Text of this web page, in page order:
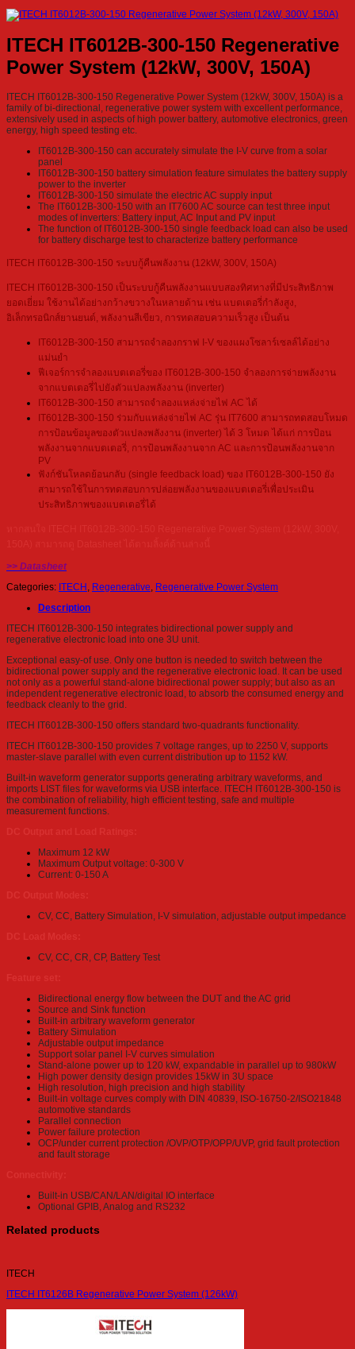
ITECH IT6012B-300-150 Regenerative
Power System (12kW, 300V, 150A)
ITECH IT6012B-300-150 Regenerative Power System (12kW, 300V, 150A) is a
family of bi-directional, regenerative power system with excellent performance,
extensively used in aspects of high power battery, automotive electronics, green
energy, high speed testing etc.
IT6012B-300-150 can accurately simulate the I-V curve from a solar
panel
IT6012B-300-150 battery simulation feature simulates the battery supply
power to the inverter
IT6012B-300-150 simulate the electric AC supply input
The IT6012B-300-150 with an IT7600 AC source can test three input
modes of inverters: Battery input, AC Input and PV input
The function of IT6012B-300-150 single feedback load can also be used
for battery discharge test to characterize battery performance
ITECH IT6012B-300-150 ระบบกู้คืนพลังงาน (12kW, 300V, 150A)
ITECH IT6012B-300-150 เป็นระบบกู้คืนพลังงานแบบสองทิศทางที่มีประสิทธิภาพ
ยอดเยี่ยม ใช้งานได้อย่างกว้างขวางในหลายด้าน เช่น แบตเตอรี่กำลังสูง,
อิเล็กทรอนิกส์ยานยนต์, พลังงานสีเขียว, การทดสอบความเร็วสูง เป็นต้น
IT6012B-300-150 สามารถจำลองกราฟ I-V ของแผงโซลาร์เซลล์ได้อย่าง
แม่นยำ
ฟีเจอร์การจำลองแบตเตอรี่ของ IT6012B-300-150 จำลองการจ่ายพลังงาน
จากแบตเตอรี่ไปยังตัวแปลงพลังงาน (inverter)
IT6012B-300-150 สามารถจำลองแหล่งจ่ายไฟ AC ได้
IT6012B-300-150 ร่วมกับแหล่งจ่ายไฟ AC รุ่น IT7600 สามารถทดสอบโหมด
การป้อนข้อมูลของตัวแปลงพลังงาน (inverter) ได้ 3 โหมด ได้แก่ การป้อน
พลังงานจากแบตเตอรี่, การป้อนพลังงานจาก AC และการป้อนพลังงานจาก
PV
ฟังก์ชันโหลดย้อนกลับ (single feedback load) ของ IT6012B-300-150 ยัง
สามารถใช้ในการทดสอบการปล่อยพลังงานของแบตเตอรี่เพื่อประเมิน
ประสิทธิภาพของแบตเตอรี่ได้
>> Datasheet
Categories: ITECH , Regenerative, Regenerative Power System
Description
ITECH IT6012B-300-150 integrates bidirectional power supply and
regenerative electronic load into one 3U unit.
Exceptional easy-of use. Only one button is needed to switch between the
bidirectional power supply and the regenerative electronic load. It can be used
not only as a powerful stand-alone bidirectional power supply; but also as an
independent regenerative electronic load, to absorb the consumed energy and
feedback cleanly to the grid.
ITECH IT6012B-300-150 offers standard two-quadrants functionality.
ITECH IT6012B-300-150 provides 7 voltage ranges, up to 2250 V, supports
master-slave parallel with even current distribution up to 1152 kW.
Built-in waveform generator supports generating arbitrary waveforms, and
imports LIST files for waveforms via USB interface. ITECH IT6012B-300-150 is
the combination of reliability, high efficient testing, safe and multiple
measurement functions.
Maximum 12 kW
Maximum Output voltage: 0-300 V
Current: 0-150 A
CV, CC, Battery Simulation, I-V simulation, adjustable output impedance
CV, CC, CR, CP, Battery Test
Bidirectional energy flow between the DUT and the AC grid
Source and Sink function
Built-in arbitrary waveform generator
Battery Simulation
Adjustable output impedance
Support solar panel I-V curves simulation
Stand-alone power up to 120 kW, expandable in parallel up to 980kW
High power density design provides 15kW in 3U space
High resolution, high precision and high stability
Built-in voltage curves comply with DIN 40839, ISO-16750-2/ISO21848
automotive standards
Parallel connection
Power failure protection
OCP/under current protection /OVP/OTP/OPP/UVP, grid fault protection
and fault storage
Built-in USB/CAN/LAN/digital IO interface
Optional GPIB, Analog and RS232
Related products
ITECH
ITECH IT6126B Regenerative Power System (126kW)